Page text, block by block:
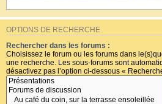
OPTIONS DE RECHERCHE
Rechercher dans les forums :
Choisissez le forum ou les forums dans
une recherche. Les sous-forums sont
désactivez pas l’option ci-dessous «